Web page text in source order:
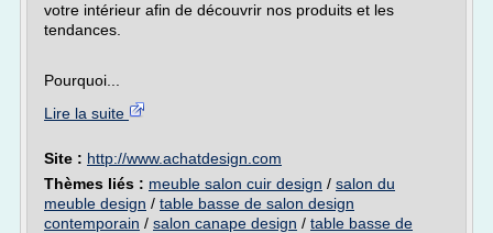
votre intérieur afin de découvrir nos produits et les
tendances.
Pourquoi...
Lire la suite
Site : http://www.achatdesign.com
Thèmes liés : meuble salon cuir design / salon du
meuble design / table basse de salon design
contemporain / salon canape design / table basse de